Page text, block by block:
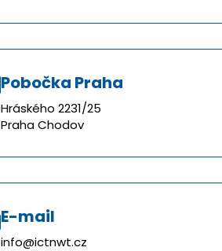
Pobočka Praha
Hráského 2231/25
Praha Chodov
E-mail
info@ictnwt.cz